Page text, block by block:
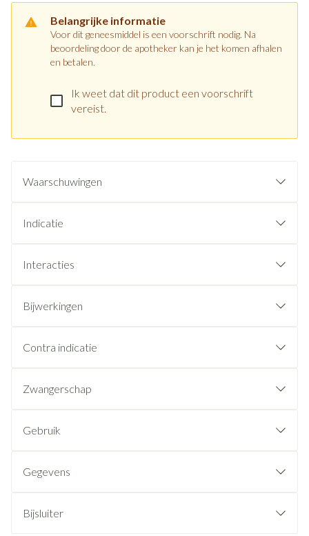
Belangrijke informatie
Voor dit geneesmiddel is een voorschrift nodig. Na
beoordeling door de apotheker kan je het komen afhalen
en betalen.
Ik weet dat dit product een voorschrift
vereist.
Waarschuwingen
Indicatie
Interacties
Bijwerkingen
Contra indicatie
Zwangerschap
Gebruik
Gegevens
Bijsluiter